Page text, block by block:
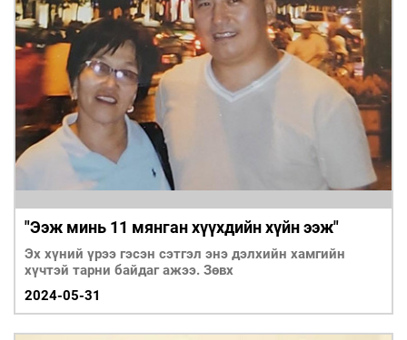
"Ээж минь 11 мянган хүүхдийн хүйн ээж"
Эх хүний үрээ гэсэн сэтгэл энэ дэлхийн хамгийн
хүчтэй тарни байдаг ажээ. Зөвх
2024-05-31